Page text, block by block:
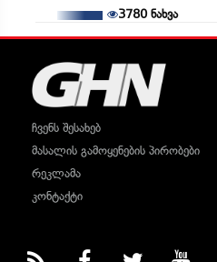
3780ნახვა
ჩვენს შესახებ
მასალის გამოყენების პირობები
რეკლამა
კონტაქტი